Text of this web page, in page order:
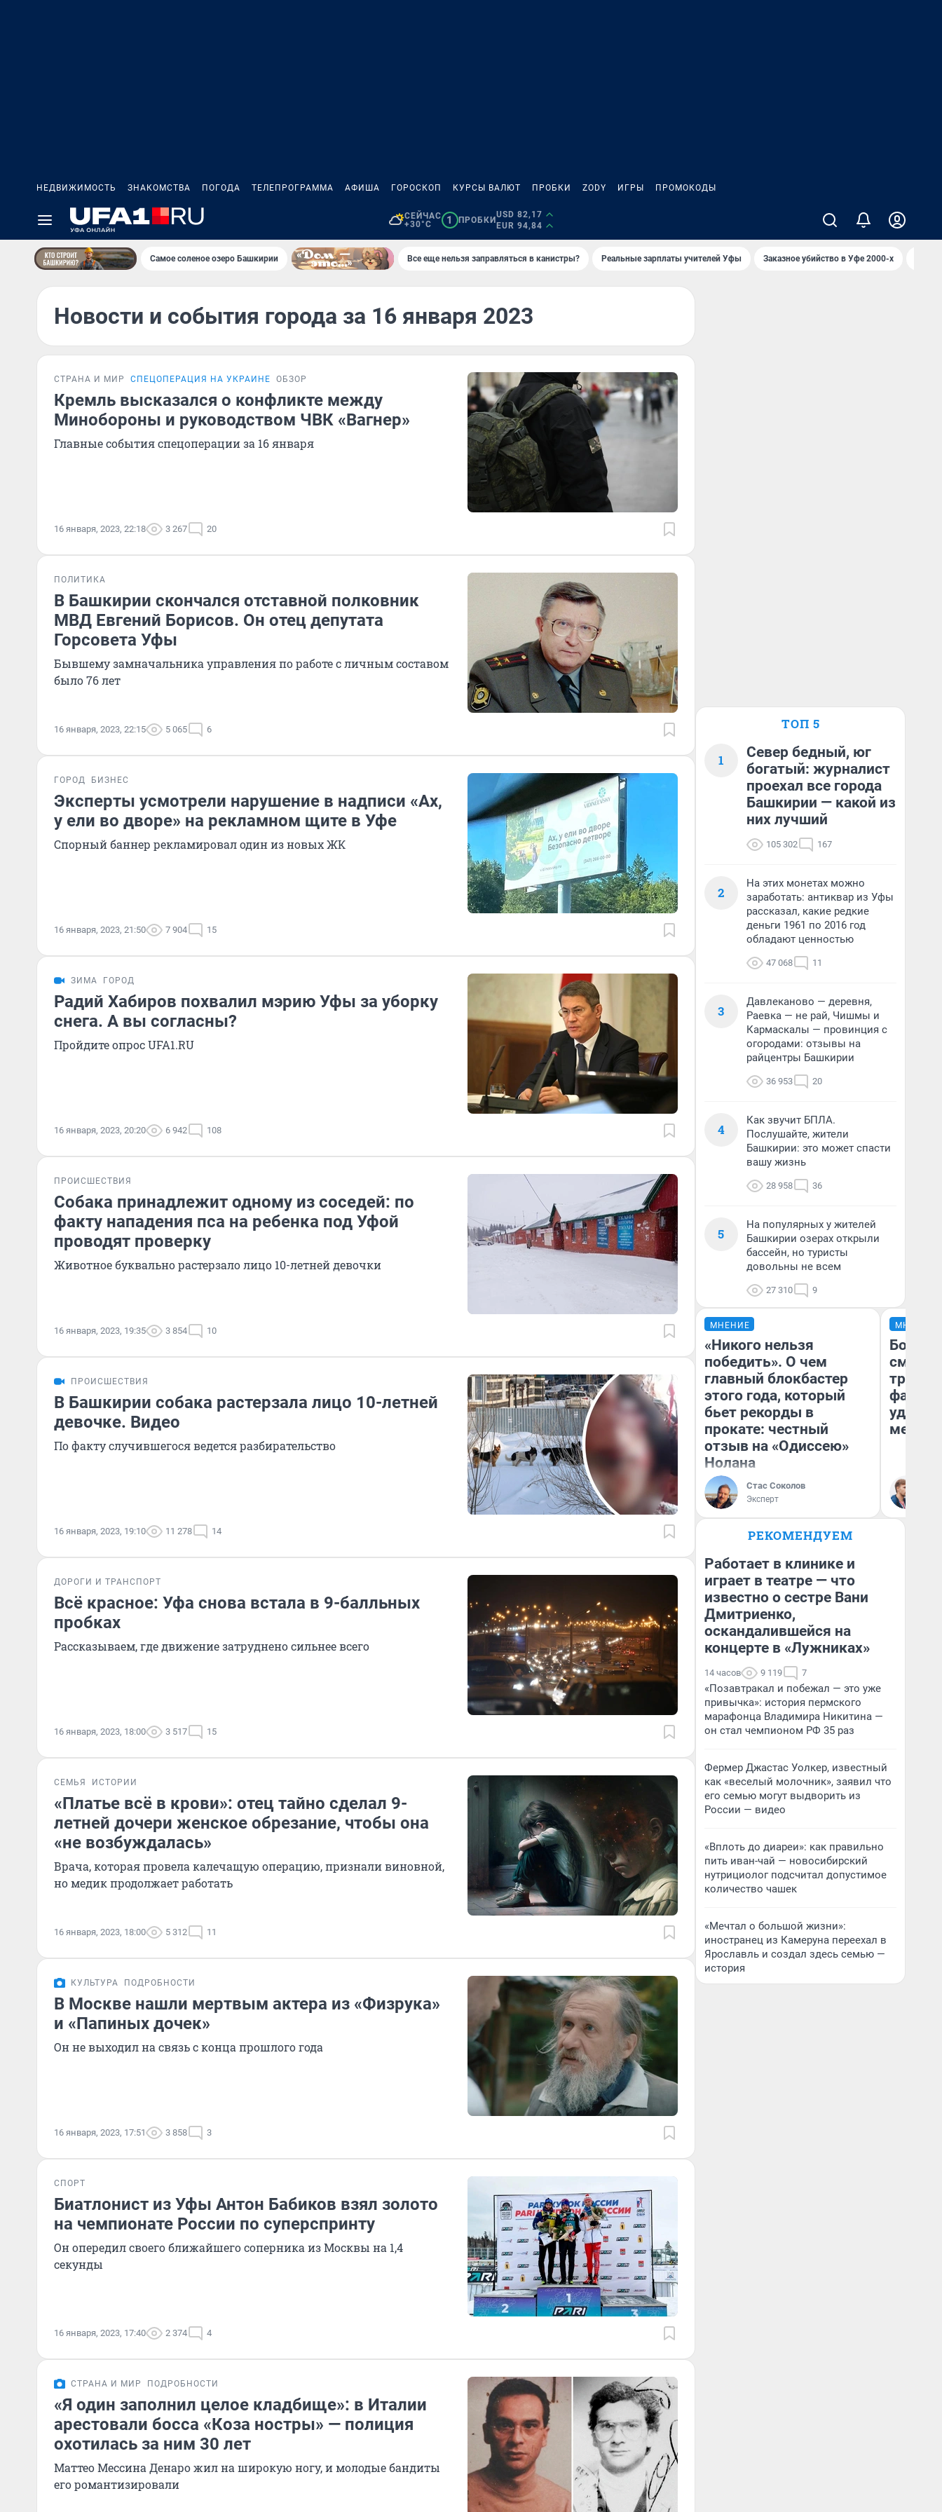
НЕДВИЖИМОСТЬ ЗНАКОМСТВА ПОГОДА ТЕЛЕПРОГРАММА АФИША ГОРОСКОП КУРСЫ ВАЛЮТ ПРОБКИ ZODY ИГРЫ ПРОМОКОДЫ
СЕЙЧАС
+30°C
1 ПРОБКИ
USD 82,17
EUR 94,84
Самое соленое озеро Башкирии Все еще нельзя заправляться в канистры? Реальные зарплаты учителей Уфы Заказное убийство в Уфе 2000-х
Новости и события города за 16 января 2023
СТРАНА И МИР СПЕЦОПЕРАЦИЯ НА УКРАИНЕ ОБЗОР
Кремль высказался о конфликте между
Минобороны и руководством ЧВК «Вагнер»
Главные события спецоперации за 16 января
16 января, 2023, 22:18 3 267 20
ПОЛИТИКА
В Башкирии скончался отставной полковник
МВД Евгений Борисов. Он отец депутата
Горсовета Уфы
Бывшему замначальника управления по работе с личным составом
было 76 лет
16 января, 2023, 22:15 5 065 6
ГОРОД БИЗНЕС
Эксперты усмотрели нарушение в надписи «Ах,
у ели во дворе» на рекламном щите в Уфе
Спорный баннер рекламировал один из новых ЖК
16 января, 2023, 21:50 7 904 15
ЗИМА ГОРОД
Радий Хабиров похвалил мэрию Уфы за уборку
снега. А вы согласны?
Пройдите опрос UFA1.RU
16 января, 2023, 20:20 6 942 108
ПРОИСШЕСТВИЯ
Собака принадлежит одному из соседей: по
факту нападения пса на ребенка под Уфой
проводят проверку
Животное буквально растерзало лицо 10-летней девочки
16 января, 2023, 19:35 3 854 10
ПРОИСШЕСТВИЯ
В Башкирии собака растерзала лицо 10-летней
девочке. Видео
По факту случившегося ведется разбирательство
16 января, 2023, 19:10 11 278 14
ДОРОГИ И ТРАНСПОРТ
Всё красное: Уфа снова встала в 9-балльных
пробках
Рассказываем, где движение затруднено сильнее всего
16 января, 2023, 18:00 3 517 15
СЕМЬЯ ИСТОРИИ
«Платье всё в крови»: отец тайно сделал 9-
летней дочери женское обрезание, чтобы она
«не возбуждалась»
Врача, которая провела калечащую операцию, признали виновной,
но медик продолжает работать
16 января, 2023, 18:00 5 312 11
КУЛЬТУРА ПОДРОБНОСТИ
В Москве нашли мертвым актера из «Физрука»
и «Папиных дочек»
Он не выходил на связь с конца прошлого года
16 января, 2023, 17:51 3 858 3
СПОРТ
Биатлонист из Уфы Антон Бабиков взял золото
на чемпионате России по суперспринту
Он опередил своего ближайшего соперника из Москвы на 1,4
секунды
16 января, 2023, 17:40 2 374 4
СТРАНА И МИР ПОДРОБНОСТИ
«Я один заполнил целое кладбище»: в Италии
арестовали босса «Коза ностры» — полиция
охотилась за ним 30 лет
Маттео Мессина Денаро жил на широкую ногу, и молодые бандиты
его романтизировали
ТОП 5
1
Север бедный, юг
богатый: журналист
проехал все города
Башкирии — какой из
них лучший
105 302 167
2
На этих монетах можно
заработать: антиквар из Уфы
рассказал, какие редкие
деньги 1961 по 2016 год
обладают ценностью
47 068 11
3
Давлеканово — деревня,
Раевка — не рай, Чишмы и
Кармаскалы — провинция с
огородами: отзывы на
райцентры Башкирии
36 953 20
4
Как звучит БПЛА.
Послушайте, жители
Башкирии: это может спасти
вашу жизнь
28 958 36
5
На популярных у жителей
Башкирии озерах открыли
бассейн, но туристы
довольны не всем
27 310 9
МНЕНИЕ
«Никого нельзя
победить». О чем
главный блокбастер
этого года, который
бьет рекорды в
прокате: честный
отзыв на «Одиссею»
Нолана
Стас Соколов
Эксперт
МНЕНИЕ
месте
РЕКОМЕНДУЕМ
Работает в клинике и
играет в театре — что
известно о сестре Вани
Дмитриенко,
оскандалившейся на
концерте в «Лужниках»
14 часов 9 119 7
«Позавтракал и побежал — это уже
привычка»: история пермского
марафонца Владимира Никитина —
он стал чемпионом РФ 35 раз
Фермер Джастас Уолкер, известный
как «веселый молочник», заявил что
его семью могут выдворить из
России — видео
«Вплоть до диареи»: как правильно
пить иван-чай — новосибирский
нутрициолог подсчитал допустимое
количество чашек
«Мечтал о большой жизни»:
иностранец из Камеруна переехал в
Ярославль и создал здесь семью —
история